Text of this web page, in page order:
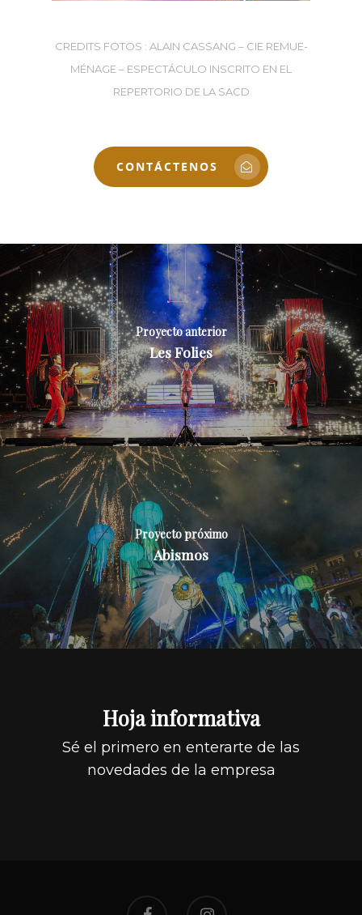
CREDITS FOTOS : ALAIN CASSANG – CIE REMUE-
MÉNAGE – ESPECTÁCULO INSCRITO EN EL
REPERTORIO DE LA SACD
CONTÁCTENOS
Proyecto anterior
Les Folies
Proyecto próximo
Abismos
Hoja informativa
Sé el primero en enterarte de las
novedades de la empresa